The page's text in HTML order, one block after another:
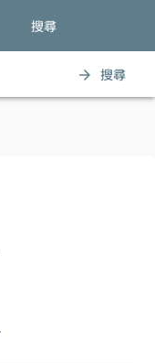
搜尋
arrow_forward 搜尋